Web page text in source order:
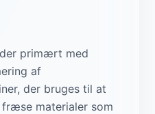
primært med
af
der bruges til at
materialer som